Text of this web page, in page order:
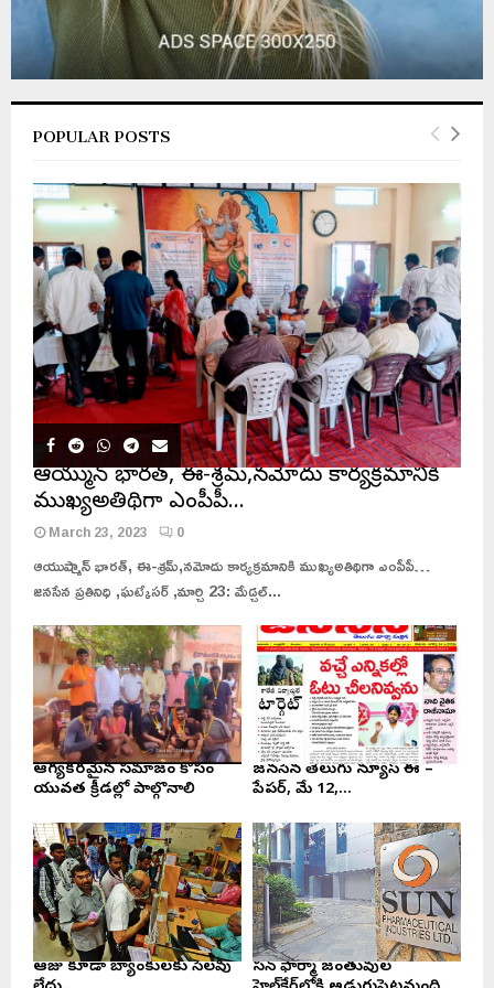
POPULAR POSTS
ఆయుష్మాన్ భారత్, ఈ-శ్రమ్,నమోదు కార్యక్రమానికి
ముఖ్యఅతిథిగా ఎంపీపీ…
March 23, 2023 0
ఆయుష్మాన్ భారత్, ఈ-శ్రమ్,నమోదు కార్యక్రమానికి ముఖ్యఅతిథిగా ఎంపీపీ…
జనసేన ప్రతినిధి ,ఘట్కేసర్ ,మార్చి 23: మేడ్చల్...
ఆరోగ్యకరమైన సమాజం కోసం
యువత క్రీడల్లో పాల్గొనాలి
జనసేన తెలుగు న్యూస్ ఈ –
పేపర్, మే 12,...
ఆరోజు కూడా బ్యాంకులకు సెలవు
సన్ ఫార్మా జంతువుల